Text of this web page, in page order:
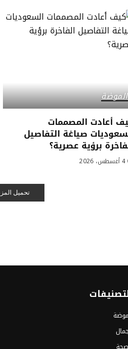
الموضة
أعادت المصممات
صياغة التفاصيل
برؤية عصرية؟
4 أغسطس، 2026
تحميل